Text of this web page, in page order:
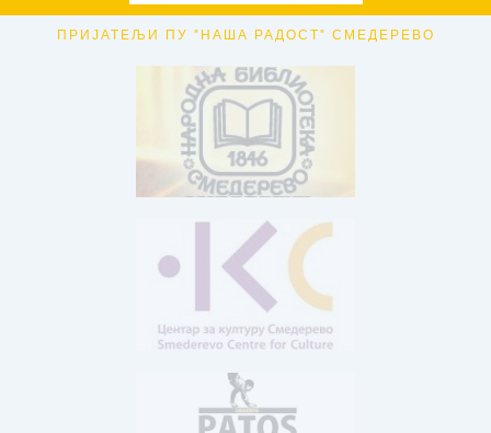
ПРИЈАТЕЉИ ПУ "НАША РАДОСТ" СМЕДЕРЕВО